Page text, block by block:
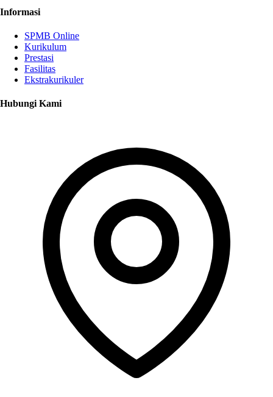
Informasi
SPMB Online
Kurikulum
Prestasi
Fasilitas
Ekstrakurikuler
Hubungi Kami